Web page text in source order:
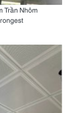
Trần Nhôm